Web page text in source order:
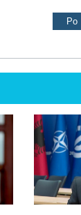
Po